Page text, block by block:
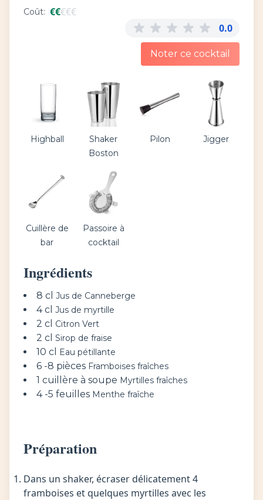
Coût: €€€€€
0.0
Noter ce cocktail
Highball
Shaker
Boston
Pilon Jigger
Cuillère de
bar
Passoire à
cocktail
Ingrédients
8 cl Jus de Canneberge
4 cl Jus de myrtille
2 cl Citron Vert
2 cl Sirop de fraise
10 cl Eau pétillante
6 -8 pièces Framboises fraîches
1 cuillère à soupe Myrtilles fraîches
4 -5 feuilles Menthe fraîche
Préparation
Dans un shaker, écraser délicatement 4
framboises et quelques myrtilles avec les